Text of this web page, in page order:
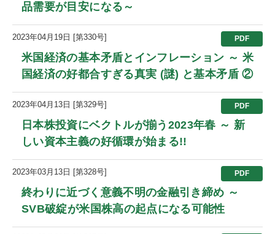
品需要が目安になる～
PDF
2023年04月19日 [第330号]
米国経済の基本矛盾とインフレーション ～ 米
国経済の好都合すぎる真実 (謎) と基本矛盾 ②
PDF
2023年04月13日 [第329号]
日本株投資にベクトルが揃う2023年春 ～ 新
しい資本主義の好循環が始まる!!
PDF
2023年03月13日 [第328号]
終わりに近づく意義不明の金融引き締め ～
SVB破綻が米国株高の起点になる可能性